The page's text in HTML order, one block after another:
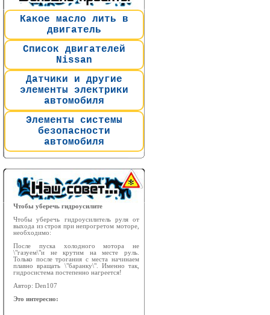
Какое масло лить в
двигатель
Список двигателей
Nissan
Датчики и другие
элементы электрики
автомобиля
Элементы системы
безопасности
автомобиля
Чтобы уберечь гидроусилите
Чтобы уберечь гидроусилитель руля от
выхода из строя при непрогретом моторе,
необходимо:
После пуска холодного мотора не
\"газуем\"и не крутим на месте руль.
Только после трогания с места начинаем
плавно вращать \"баранку\". Именно так,
гидросистема постепенно нагреется!
Автор: Den107
Это интересно: